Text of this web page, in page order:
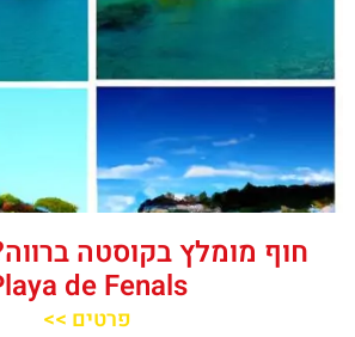
חוף מומלץ בקוסטה
de Fenals‬‬
פרטים >>